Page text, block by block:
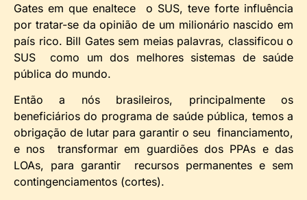
Gates em que enaltece o SUS, teve forte influência
por tratar-se da opinião de um milionário nascido em
país rico. Bill Gates sem meias palavras, classificou o
SUS como um dos melhores sistemas de saúde
pública do mundo.
Então a nós brasileiros, principalmente os
beneficiários do programa de saúde pública, temos a
obrigação de lutar para garantir o seu financiamento,
e nos transformar em guardiões dos PPAs e das
LOAs, para garantir recursos permanentes e sem
contingenciamentos (cortes).